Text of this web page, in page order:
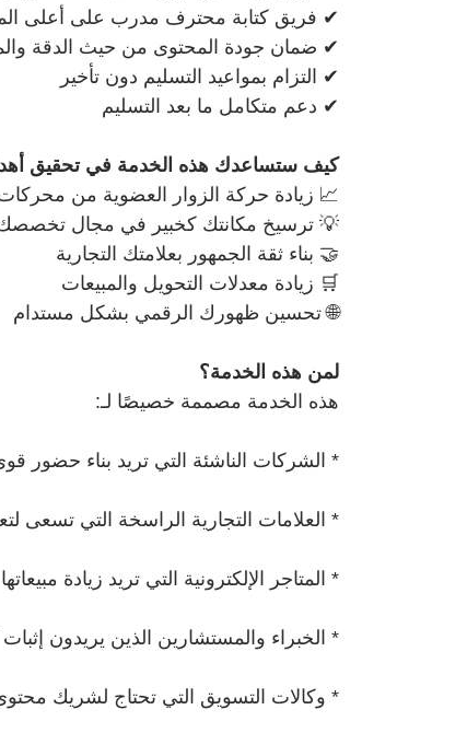
✔ فريق كتابة محترف مدرب على أعلى
✔ ضمان جودة المحتوى من حيث الدقة
✔ التزام بمواعيد التسليم دون تأخير
✔ دعم متكامل ما بعد التسليم
كيف ستساعدك هذه الخدمة في تحقيق
📈 زيادة حركة الزوار العضوية من
💡 ترسيخ مكانتك كخبير في مجال
🤝 بناء ثقة الجمهور بعلامتك التجارية
🛒 زيادة معدلات التحويل والمبيعات
🌐 تحسين ظهورك الرقمي بشكل مستدام
لمن هذه الخدمة؟
هذه الخدمة مصممة خصيصًا لـ:
* الشركات الناشئة التي تريد بناء حضور
* العلامات التجارية الراسخة التي تسعى
* المتاجر الإلكترونية التي تريد زيادة
* الخبراء والمستشارين الذين يريدون إثبات
* وكالات التسويق التي تحتاج لشريك